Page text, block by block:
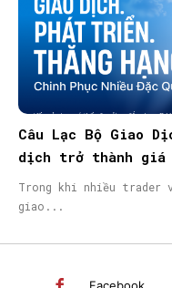
Câu Lạc Bộ Giao
dịch trở thành giá
Trong khi nhiều trader
giao...
Facebook